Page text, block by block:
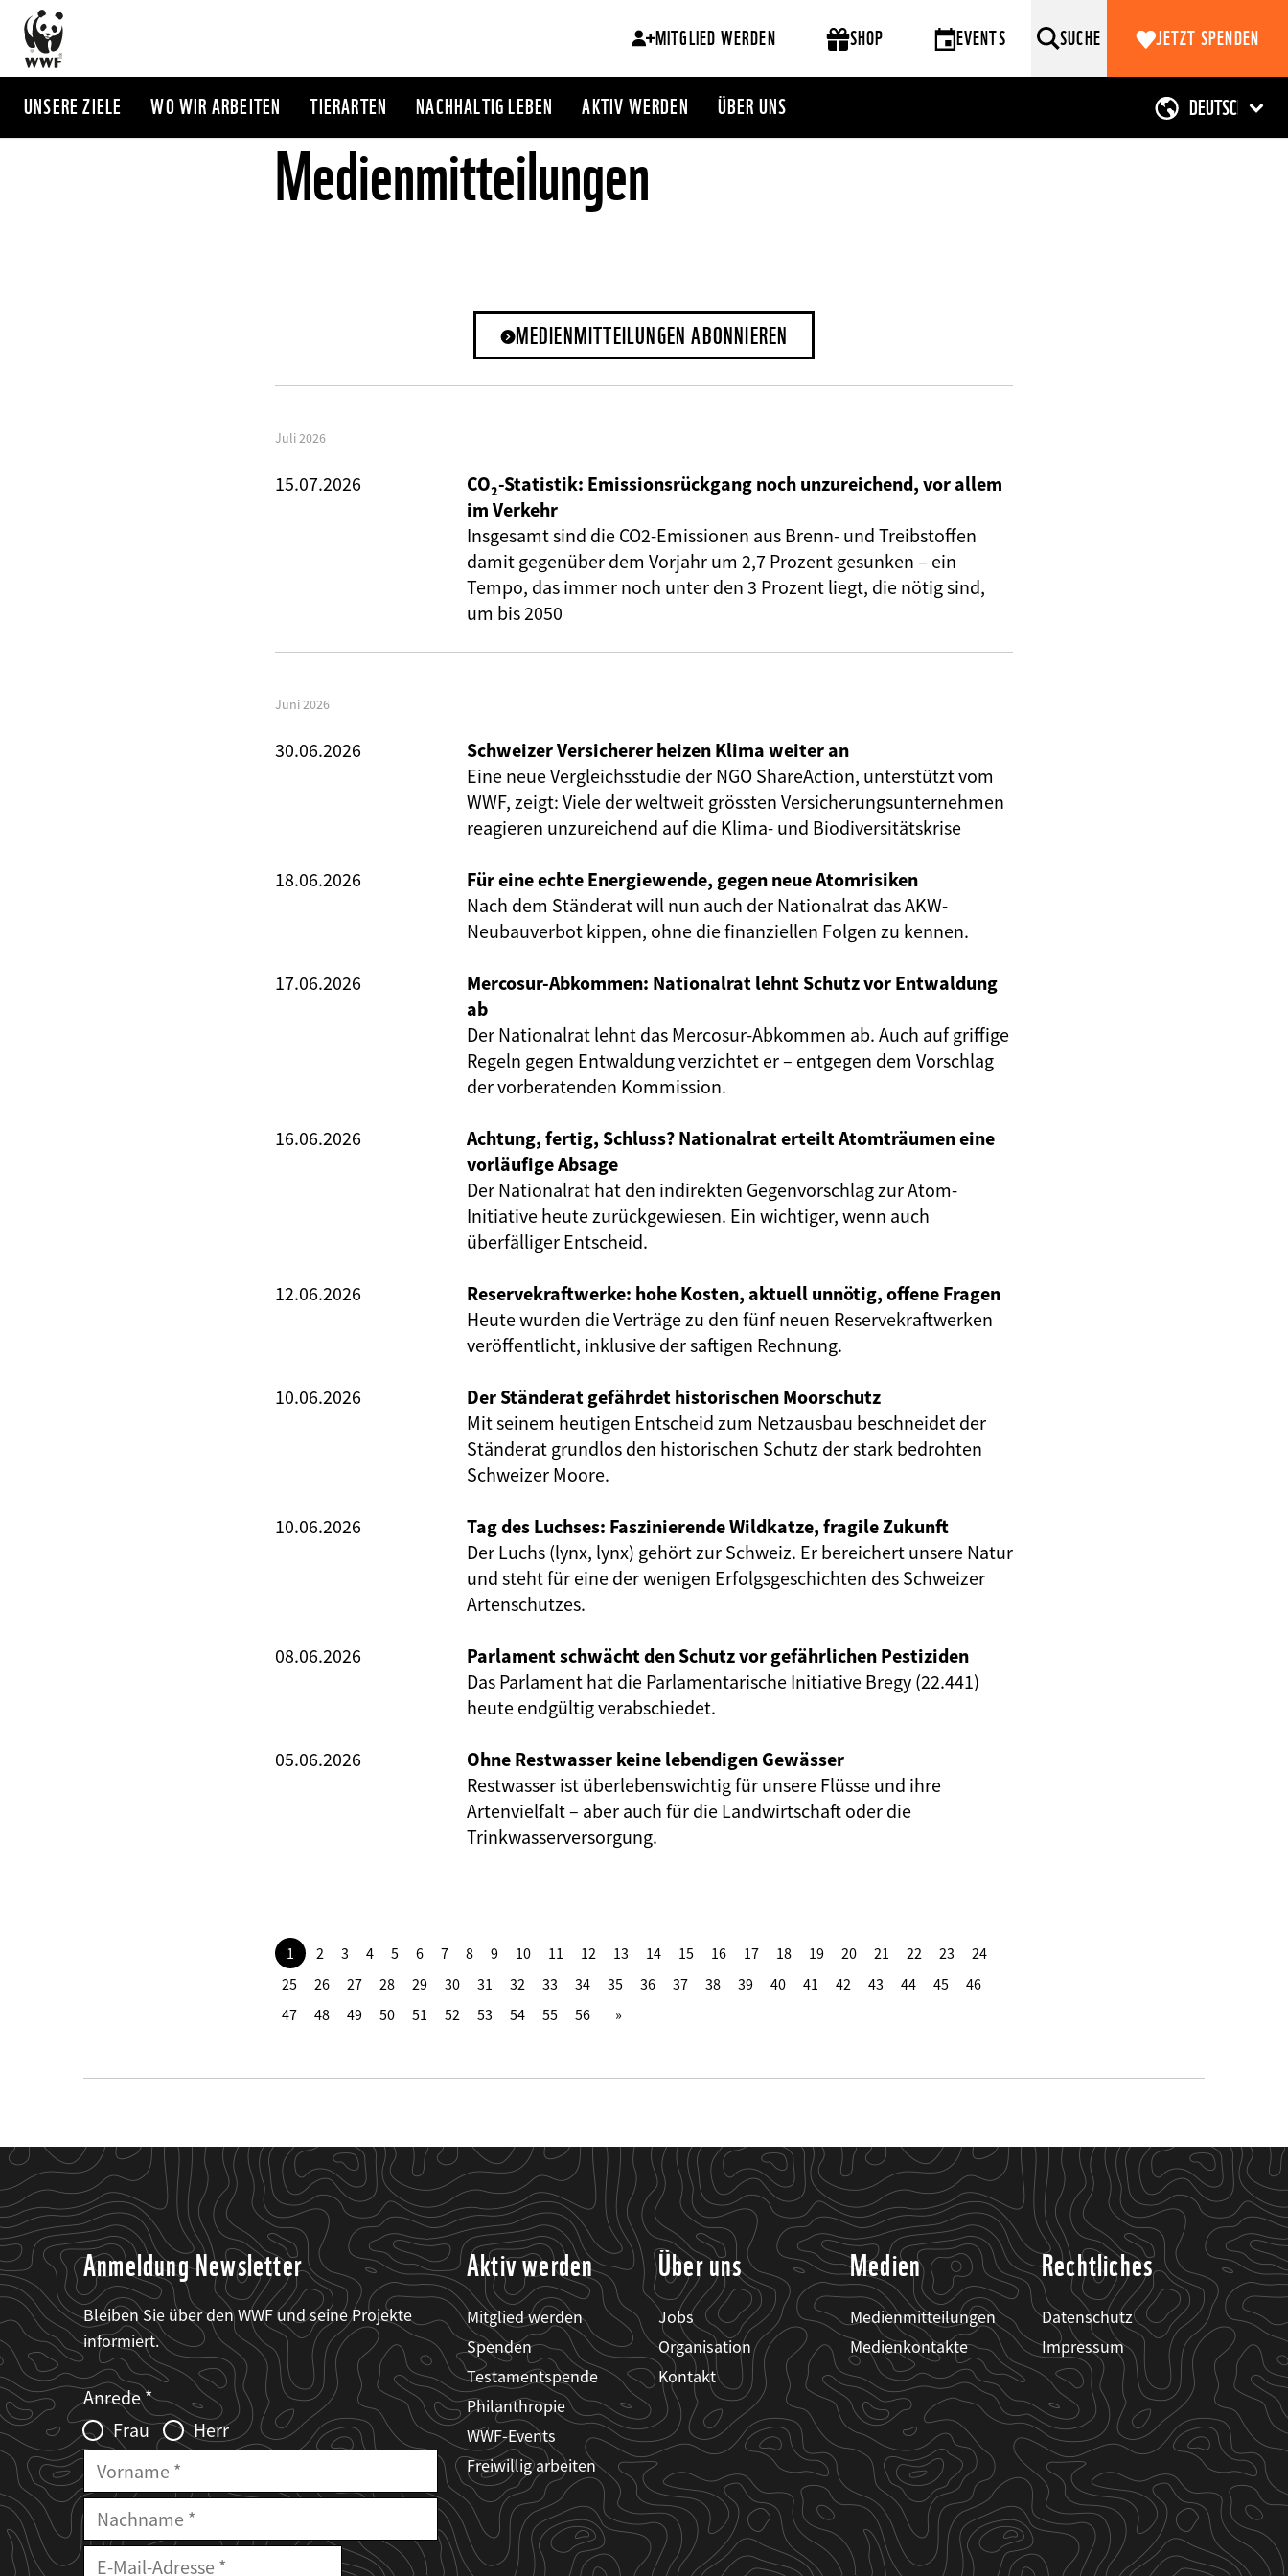
Direkt
zum
Inhalt
MITGLIED WERDEN SHOP EVENTS SUCHE JETZT SPENDEN
UNSERE ZIELE WO WIR ARBEITEN TIERARTEN NACHHALTIG LEBEN AKTIV WERDEN ÜBER UNS
Medienmitteilungen
MEDIENMITTEILUNGEN ABONNIEREN
Juli 2026
15.07.2026
CO₂-Statistik: Emissionsrückgang noch unzureichend, vor allem
im Verkehr
Insgesamt sind die CO2-Emissionen aus Brenn- und Treibstoffen
damit gegenüber dem Vorjahr um 2,7 Prozent gesunken – ein
Tempo, das immer noch unter den 3 Prozent liegt, die nötig sind,
um bis 2050
Juni 2026
30.06.2026
Schweizer Versicherer heizen Klima weiter an
Eine neue Vergleichsstudie der NGO ShareAction, unterstützt vom
WWF, zeigt: Viele der weltweit grössten Versicherungsunternehmen
reagieren unzureichend auf die Klima- und Biodiversitätskrise
18.06.2026
Für eine echte Energiewende, gegen neue Atomrisiken
Nach dem Ständerat will nun auch der Nationalrat das AKW-
Neubauverbot kippen, ohne die finanziellen Folgen zu kennen.
17.06.2026
Mercosur-Abkommen: Nationalrat lehnt Schutz vor Entwaldung
ab
Der Nationalrat lehnt das Mercosur-Abkommen ab. Auch auf griffige
Regeln gegen Entwaldung verzichtet er – entgegen dem Vorschlag
der vorberatenden Kommission.
16.06.2026
Achtung, fertig, Schluss? Nationalrat erteilt Atomträumen eine
vorläufige Absage
Der Nationalrat hat den indirekten Gegenvorschlag zur Atom-
Initiative heute zurückgewiesen. Ein wichtiger, wenn auch
überfälliger Entscheid.
12.06.2026
Reservekraftwerke: hohe Kosten, aktuell unnötig, offene Fragen
Heute wurden die Verträge zu den fünf neuen Reservekraftwerken
veröffentlicht, inklusive der saftigen Rechnung.
10.06.2026
Der Ständerat gefährdet historischen Moorschutz
Mit seinem heutigen Entscheid zum Netzausbau beschneidet der
Ständerat grundlos den historischen Schutz der stark bedrohten
Schweizer Moore.
10.06.2026
Tag des Luchses: Faszinierende Wildkatze, fragile Zukunft
Der Luchs (lynx, lynx) gehört zur Schweiz. Er bereichert unsere Natur
und steht für eine der wenigen Erfolgsgeschichten des Schweizer
Artenschutzes.
08.06.2026
Parlament schwächt den Schutz vor gefährlichen Pestiziden
Das Parlament hat die Parlamentarische Initiative Bregy (22.441)
heute endgültig verabschiedet.
05.06.2026
Ohne Restwasser keine lebendigen Gewässer
Restwasser ist überlebenswichtig für unsere Flüsse und ihre
Artenvielfalt – aber auch für die Landwirtschaft oder die
Trinkwasserversorgung.
1 2 3 4 5 6 7 8 9 10 11 12 13 14 15 16 17 18 19 20 21 22 23
24
25
26 27 28 29 30 31 32 33 34 35 36 37 38 39 40 41 42 43 44 45
46
47
48 49 50 51 52 53 54 55 56
Anmeldung Newsletter
Bleiben Sie über den WWF und seine Projekte
informiert.
Web2Case
Infofelder
Fieldset
anrede_name
Anrede
Frau
Herr
Vorname
Nachname
E-
Mailadresse
Aktiv werden
Mitglied werden
Spenden
Testamentspende
Philanthropie
WWF-Events
Freiwillig arbeiten
Über uns
Jobs
Organisation
Kontakt
Medien
Medienmitteilungen
Medienkontakte
Rechtliches
Datenschutz
Impressum